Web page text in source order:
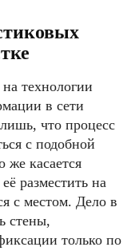
технологии
в сети
что процесс
с подобной
же касается
разместить на
с местом. Дело в
стены,
только по